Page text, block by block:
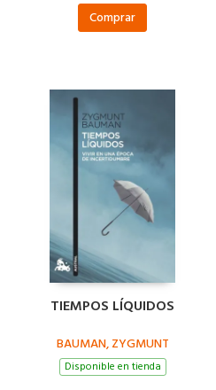
Comprar
TIEMPOS LÍQUIDOS
BAUMAN, ZYGMUNT
Disponible en tienda